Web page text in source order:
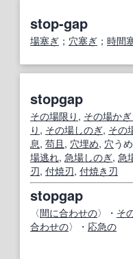
stop-gap
場塞ぎ ； 穴塞ぎ ； 時間
stopgap
その場限り , その場かぎ
り , その場しのぎ, その
息, 苟且 , 穴埋め, 穴う
場逃れ, 急場しのぎ, 急
刃, 付焼刃, 付焼き 刃
stopgap
〈間に合わせの〉・ そ
合わせの〉・ 応急の